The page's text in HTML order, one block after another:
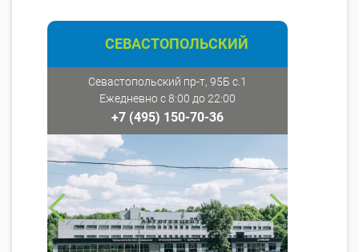
СЕВАСТОПОЛЬСКИЙ
Севастопольский пр-т, 95Б с.1
Ежедневно с 8:00 до 22:00
+7 (495) 150-70-36